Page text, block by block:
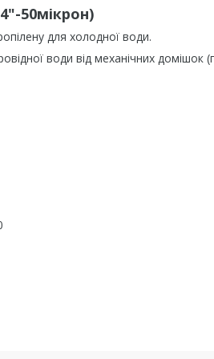
50мікрон)
для холодної води.
води від механічних домішок